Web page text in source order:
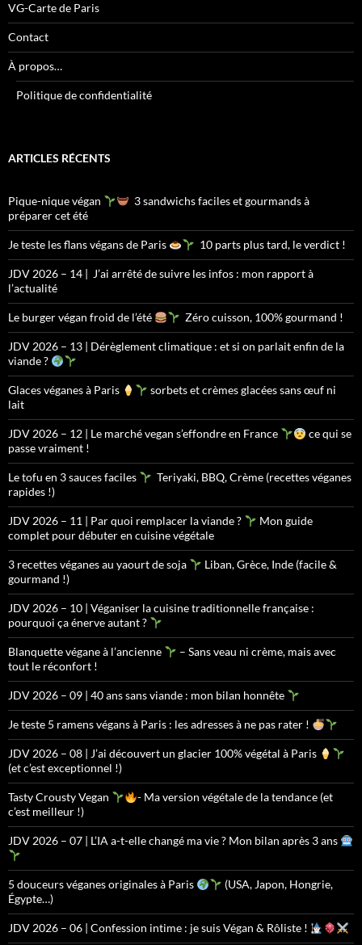
VG-Carte de Paris
Contact
À propos…
Politique de confidentialité
ARTICLES RÉCENTS
Pique-nique végan
3 sandwichs faciles et gourmands à
préparer cet été
Je teste les flans végans de Paris 10 parts plus tard, le verdict !
JDV 2026 – 14 | J’ai arrêté de suivre les infos : mon rapport à
l’actualité
Le burger végan froid de l’été Zéro cuisson, 100% gourmand !
JDV 2026 – 13 | Dérèglement climatique : et si on parlait enfin de la
viande ?
Glaces véganes à Paris
sorbets et crèmes glacées sans œuf ni
lait
JDV 2026 – 12 | Le marché vegan s’effondre en France
ce qui se
passe vraiment !
Le tofu en 3 sauces faciles
Teriyaki, BBQ, Crème (recettes véganes
rapides !)
JDV 2026 – 11 | Par quoi remplacer la viande ?
Mon guide
complet pour débuter en cuisine végétale
3 recettes véganes au yaourt de soja
Liban, Grèce, Inde (facile &
gourmand !)
JDV 2026 – 10 | Véganiser la cuisine traditionnelle française :
pourquoi ça énerve autant ?
Blanquette végane à l’ancienne
– Sans veau ni crème, mais avec
tout le réconfort !
JDV 2026 – 09 | 40 ans sans viande : mon bilan honnête
Je teste 5 ramens végans à Paris : les adresses à ne pas rater !
JDV 2026 – 08 | J’ai découvert un glacier 100% végétal à Paris
(et c’est exceptionnel !)
Tasty Crousty Vegan
- Ma version végétale de la tendance (et
c’est meilleur !)
JDV 2026 – 07 | L’IA a-t-elle changé ma vie ? Mon bilan après 3 ans
5 douceurs véganes originales à Paris
(USA, Japon, Hongrie,
Égypte…)
JDV 2026 – 06 | Confession intime : je suis Végan & Rôliste !